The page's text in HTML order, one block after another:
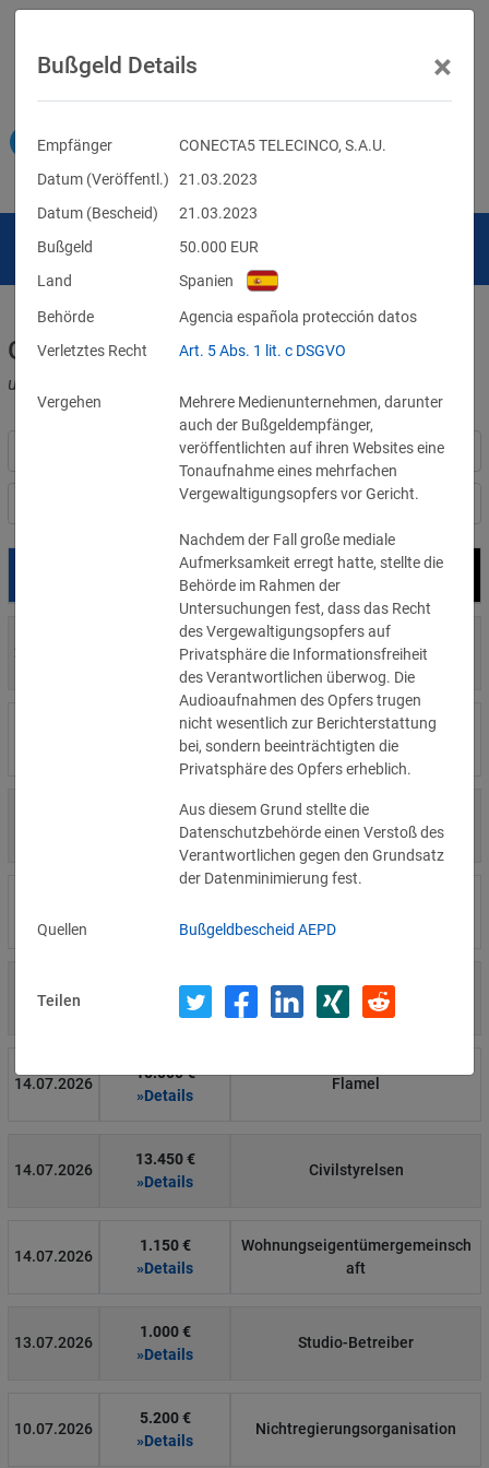
Geldbußen für DSGVO-Verstöße
und für Verletzungen anderer Datenschutzgesetze
Nach Land filtern
Bußgeld Empfänger
29.07.2026
700 €
»Details
Privatperson
1.715.600 €
»Details
Wind Tre
6.358 €
»Details
Privatperson
»Details
14.07.2026
4.000 €
»Details
Η Μάθηση
14.07.2026
15.000 €
»Details
Flamel
14.07.2026
13.450 €
»Details
Civilstyrelsen
14.07.2026
1.150 €
»Details
Wohnungseigentümergemeinsch
aft
13.07.2026
1.000 €
»Details
Studio-Betreiber
10.07.2026
5.200 €
»Details
Nichtregierungsorganisation
Bußgeld Details ×
Empfänger
CONECTA5 TELECINCO, S.A.U.
Datum (Veröffentl.)
21.03.2023
Datum (Bescheid)
21.03.2023
Bußgeld
50.000 EUR
Land
Spanien
Behörde
Agencia española protección datos
Verletztes Recht
Art. 5 Abs. 1 lit. c DSGVO
Vergehen
Mehrere Medienunternehmen, darunter
auch der Bußgeldempfänger,
veröffentlichten auf ihren Websites eine
Tonaufnahme eines mehrfachen
Vergewaltigungsopfers vor Gericht.
Nachdem der Fall große mediale
Aufmerksamkeit erregt hatte, stellte die
Behörde im Rahmen der
Untersuchungen fest, dass das Recht
des Vergewaltigungsopfers auf
Privatsphäre die Informationsfreiheit
des Verantwortlichen überwog. Die
Audioaufnahmen des Opfers trugen
nicht wesentlich zur Berichterstattung
bei, sondern beeinträchtigten die
Privatsphäre des Opfers erheblich.
Aus diesem Grund stellte die
Datenschutzbehörde einen Verstoß des
Verantwortlichen gegen den Grundsatz
der Datenminimierung fest.
Quellen Bußgeldbescheid AEPD
Teilen